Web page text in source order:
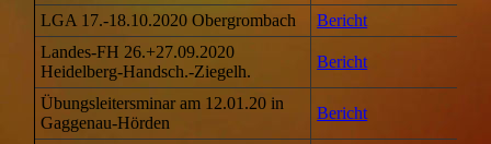
LGA 17.-18.10.2020 Obergrombach
Bericht
Landes-FH 26.+27.09.2020
Heidelberg-Handsch.-Ziegelh.
Bericht
Übungsleitersminar am 12.01.20 in
Gaggenau-Hörden
Bericht